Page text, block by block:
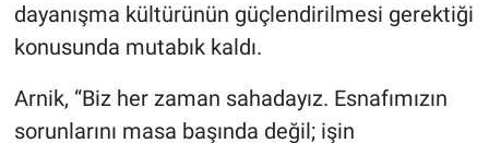
dayanışma kültürünün güçlendirilmesi gerektiği
konusunda mutabık kaldı.
Arnik, “Biz her zaman sahadayız. Esnafımızın
sorunlarını masa başında değil; işin